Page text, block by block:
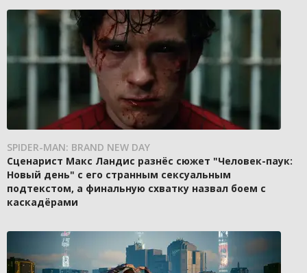
SPIDER-MAN: BRAND NEW DAY
Сценарист Макс Ландис разнёс сюжет "Человек-паук:
Новый день" с его странным сексуальным
подтекстом, а финальную схватку назвал боем с
каскадёрами